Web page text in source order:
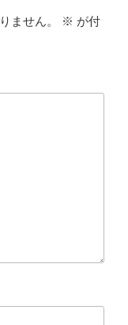
ません。 ※ が付